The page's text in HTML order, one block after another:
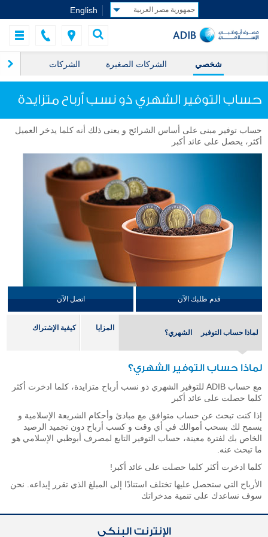
English
الشركات الشركات الصغيرة شخصي
حساب التوفير الشهري ذو نسب أرباح متزايدة
حساب توفير مبنى على أساس الشرائح و يعنى ذلك أنه كلما يدخر العميل
أكثر، يحصل على عائد أكبر
قدم طلبك الآن اتصل الآن
لماذا حساب التوفير الشهري؟
المزايا كيفية الإشتراك
لماذا حساب التوفير الشهري؟
مع حساب ADIB للتوفير الشهري ذو نسب أرباح متزايدة، كلما ادخرت أكثر
كلما حصلت على عائد أكبر
إذا كنت تبحث عن حساب متوافق مع مبادئ وأحكام الشريعة الإسلامية و
يسمح لك بسحب أموالك في أي وقت و كسب أرباح دون تجميد الرصيد
الخاص بك لفترة معينة، حساب التوفير التابع لمصرف أبوظبي الإسلامي هو
ما تبحث عنه.
كلما ادخرت أكثر كلما حصلت على عائد أكبر!
الأرباح التي ستحصل عليها تختلف استنادًا إلى المبلغ الذي تقرر إيداعه. نحن
سوف نساعدك على تنمية مدخراتك
الإنترنت البنكي